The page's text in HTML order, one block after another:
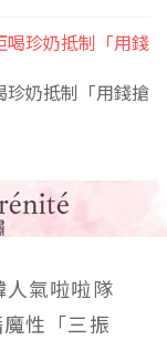
奶抵制「用錢搶
人氣啦啦隊
性「三振